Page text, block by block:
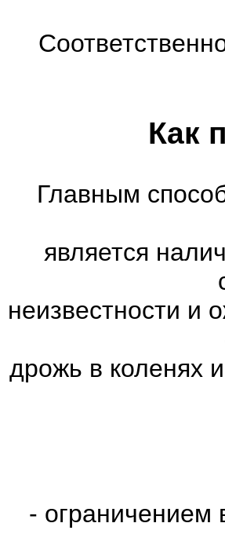
Как
Главным
является
неизвестности и
дрожь в коленях
- ограничением